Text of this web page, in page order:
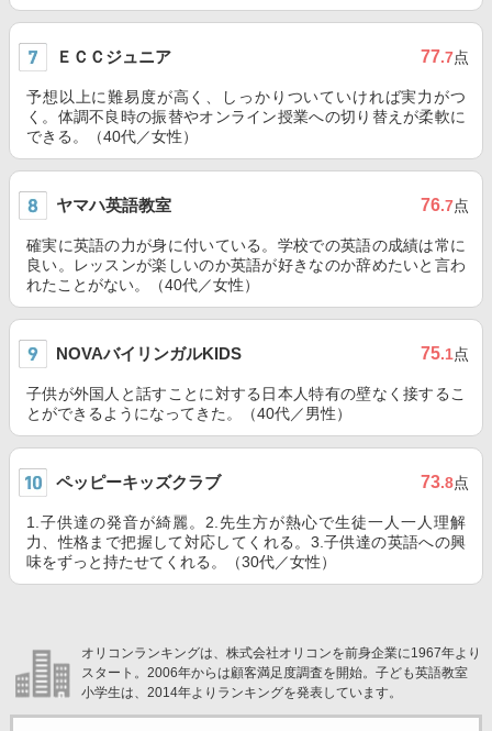
ＥＣＣジュニア 77.7点
予想以上に難易度が高く、しっかりついていければ実力がつ
く。体調不良時の振替やオンライン授業への切り替えが柔軟に
できる。（40代／女性）
ヤマハ英語教室 76.7点
確実に英語の力が身に付いている。学校での英語の成績は常に
良い。レッスンが楽しいのか英語が好きなのか辞めたいと言わ
れたことがない。（40代／女性）
NOVAバイリンガルKIDS 75.1点
子供が外国人と話すことに対する日本人特有の壁なく接するこ
とができるようになってきた。（40代／男性）
ペッピーキッズクラブ 73.8点
1.子供達の発音が綺麗。2.先生方が熱心で生徒一人一人理解
力、性格まで把握して対応してくれる。3.子供達の英語への興
味をずっと持たせてくれる。（30代／女性）
オリコンランキングは、株式会社オリコンを前身企業に1967年より
スタート。2006年からは顧客満足度調査を開始。子ども英語教室
小学生は、2014年よりランキングを発表しています。